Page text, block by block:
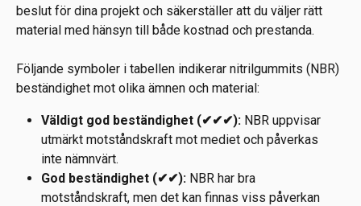
beslut för dina projekt och säkerställer att du väljer rätt
material med hänsyn till både kostnad och prestanda.
Följande symboler i tabellen indikerar nitrilgummits (NBR)
beständighet mot olika ämnen och material:
Väldigt god beständighet (✔✔✔): NBR uppvisar
utmärkt motståndskraft mot mediet och påverkas
inte nämnvärt.
God beständighet (✔✔): NBR har bra
motståndskraft, men det kan finnas viss påverkan